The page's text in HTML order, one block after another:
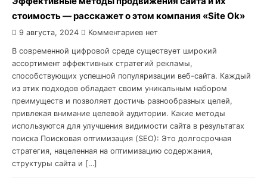
стоимость — расскажет о этом компания «Site Ok‎»
9 августа, 2024 Комментариев нет
В современной цифровой среде существует широкий
ассортимент эффективных стратегий рекламы,
способствующих успешной популяризации веб-сайта. Каждый
из этих подходов обладает своим уникальным набором
преимуществ и позволяет достичь разнообразных целей,
привлекая внимание целевой аудитории. Какие методы
используются для улучшения видимости сайта в результатах
поиска Поисковая оптимизация (SEO): Это долгосрочная
стратегия, нацеленная на оптимизацию содержания,
структуры сайта и […]